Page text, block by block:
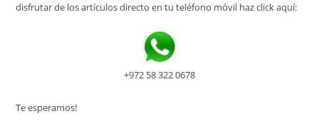
disfrutar de los artículos directo en tu teléfono móvil haz click aquí:
+972 58 322 0678
Te esperamos!